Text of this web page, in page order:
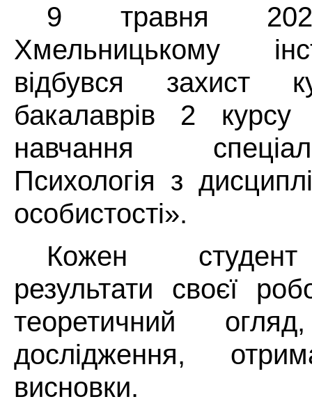
9 травня
Хмельницькому
відбувся захист
бакалаврів 2
навчання
Психологія з
особистості».
Кожен
результати своєї
теоретичний
дослідження,
висновки.